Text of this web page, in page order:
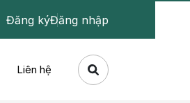
Đăng kýĐăng nhập
Liên hệ